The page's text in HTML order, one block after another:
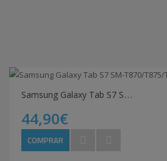
S
amsung Galaxy Tab S7 SM-T870/T875/T876 LCD
44,90€
COMPRAR